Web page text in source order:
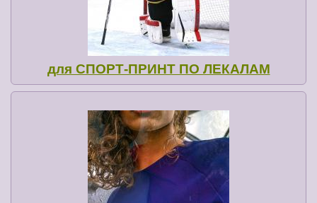
для СПОРТ-ПРИНТ ПО ЛЕКАЛАМ